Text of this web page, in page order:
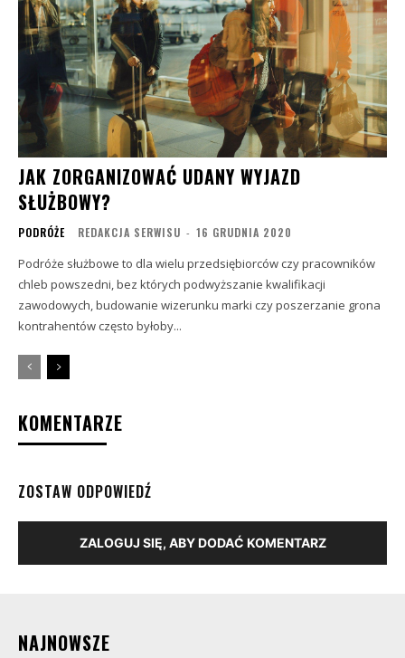
JAK ZORGANIZOWAĆ UDANY WYJAZD
SŁUŻBOWY?
PODRÓŻE REDAKCJA SERWISU - 16 GRUDNIA 2020
Podróże służbowe to dla wielu przedsiębiorców czy pracowników
chleb powszedni, bez których podwyższanie kwalifikacji
zawodowych, budowanie wizerunku marki czy poszerzanie grona
kontrahentów często byłoby...
KOMENTARZE
ZOSTAW ODPOWIEDŹ
ZALOGUJ SIĘ, ABY DODAĆ KOMENTARZ
NAJNOWSZE